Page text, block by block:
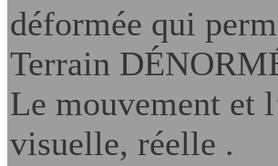
déformée qui
Terrain
Le mouvement et
visuelle, réelle .